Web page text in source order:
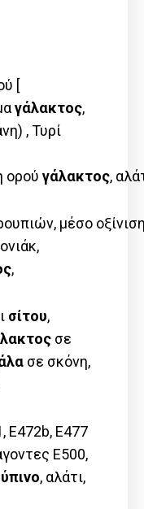
[
γάλακτος,
, Τυρί
ορού γάλακτος,
, μέσο
,
σίτου,
σε
σε σκόνη,
E472b, E477
E500,
, αλάτι,